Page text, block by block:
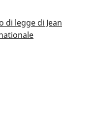
legge di Jean